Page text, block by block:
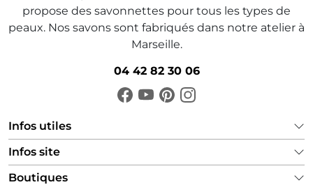
propose des savonnettes pour tous les types de
peaux. Nos savons sont fabriqués dans notre atelier à
Marseille.
04 42 82 30 06
Infos utiles
Infos site
Boutiques